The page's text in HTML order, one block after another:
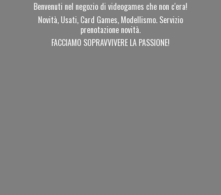
Benvenuti nel negozio di videogames che non c'era!
Novità, Usati, Card Games, Modellismo. Servizio
prenotazione novità.
FACCIAMO SOPRAVVIVERE LA PASSIONE!